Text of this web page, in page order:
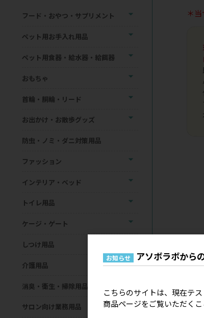
＊
フード・おやつ・サプリメント
ペット用お手入れ用品
ペット用食器・給水器・給餌器
おもちゃ
首輪・胴輪・リード
お出かけ・お散歩グッズ
防虫・ノミ・ダニ対策用品
ファッション
インテリア・ベッド
トイレ用品
ケージ・ゲート
しつけ用品
介護用品
消臭・衛生・掃除用品
サロン向け業務用品
お知らせ アソボラボから
こちらのサイトは、現在テス
商品ページをご覧いただく